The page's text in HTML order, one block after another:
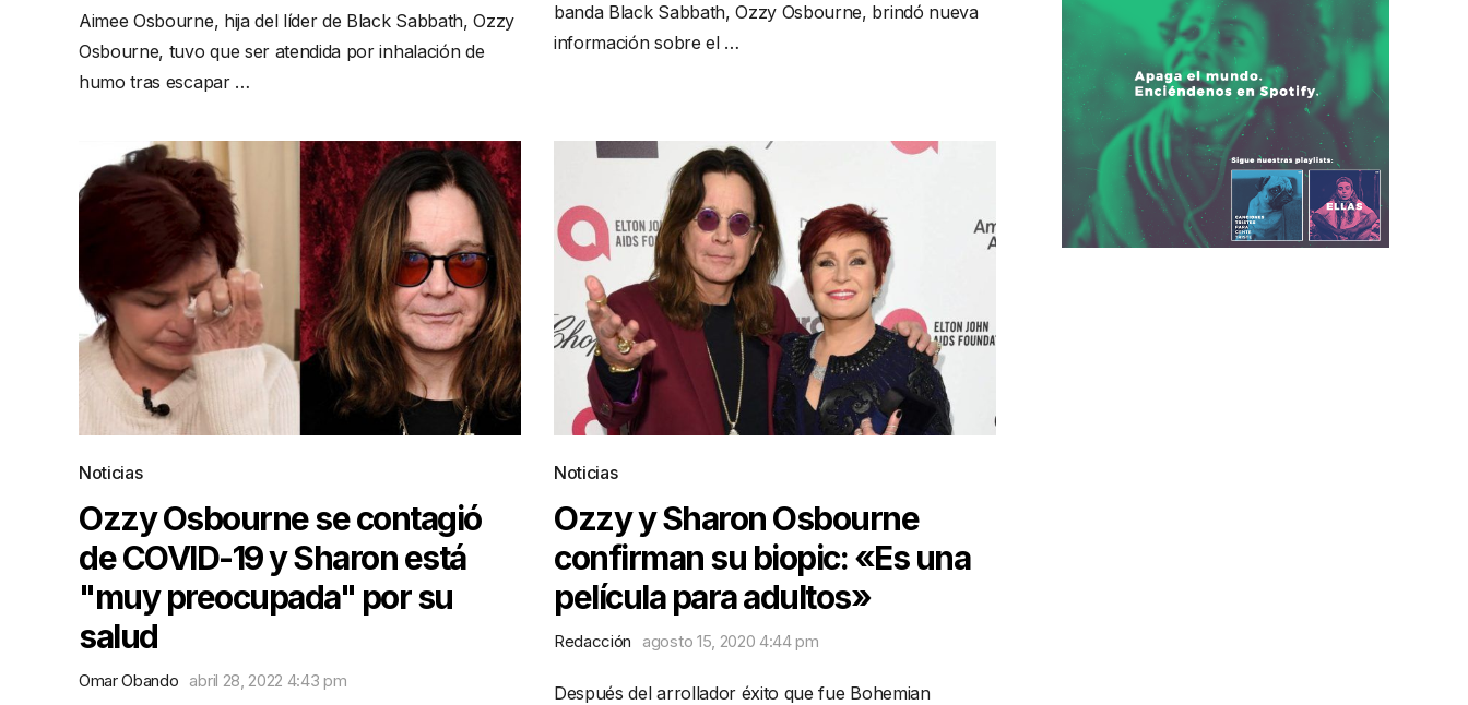
Aimee Osbourne, hija del líder de Black Sabbath, Ozzy
Osbourne, tuvo que ser atendida por inhalación de
humo tras escapar …
banda Black Sabbath, Ozzy Osbourne, brindó nueva
información sobre el …
Noticias
Ozzy Osbourne se contagió
de COVID-19 y Sharon está
"muy preocupada" por su
salud
Omar Obando abril 28, 2022 4:43 pm
Noticias
Ozzy y Sharon Osbourne
confirman su biopic: «Es una
película para adultos»
Redacción agosto 15, 2020 4:44 pm
Después del arrollador éxito que fue Bohemian